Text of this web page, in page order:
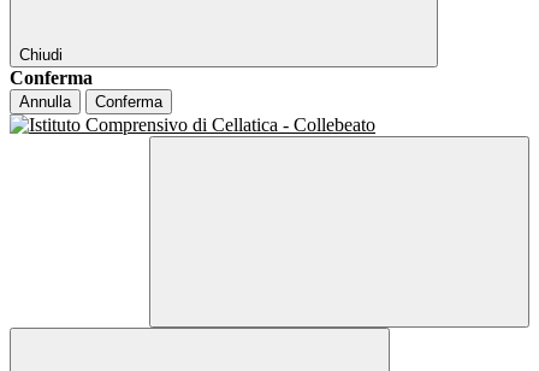
Chiudi
Conferma
Annulla Conferma